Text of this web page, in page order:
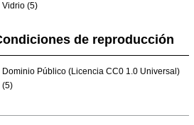
Vidrio (5)
de reproducción
Dominio Público (Licencia CC0 1.0 Universal)
(5)